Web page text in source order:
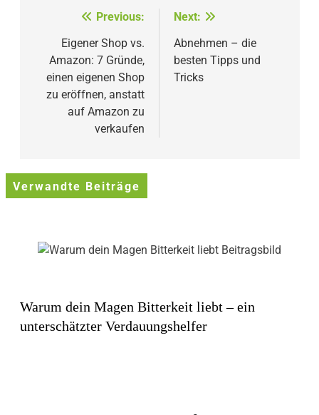
Beitragsnavigation
Previous:
Eigener Shop vs.
Amazon: 7 Gründe,
einen eigenen Shop
zu eröffnen, anstatt
auf Amazon zu
verkaufen
Next:
Abnehmen – die
besten Tipps und
Tricks
Verwandte Beiträge
Warum dein Magen Bitterkeit liebt – ein
unterschätzter Verdauungshelfer